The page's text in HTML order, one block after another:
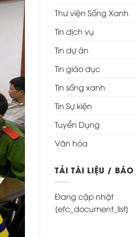
Thư viện Sống Xanh
Tin dịch vụ
Tin dự án
Tin giáo dục
Tin sống xanh
Tin Sự kiện
Tuyển Dụng
Văn hóa
TẢI TÀI LIỆU /
Đang cập nhật
[efc_document_list]